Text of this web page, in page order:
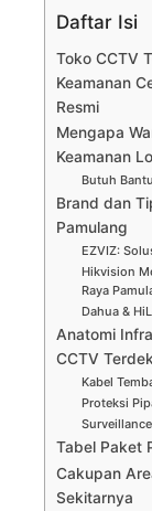
Daftar Isi
Toko CCTV
Keamanan
Resmi
Mengapa
Keamanan
Butuh
Brand dan
Pamulang
EZVIZ:
Hikvision
Raya
Dahua &
Anatomi
CCTV
Kabel
Proteksi
Tabel Paket
Cakupan
Sekitarnya